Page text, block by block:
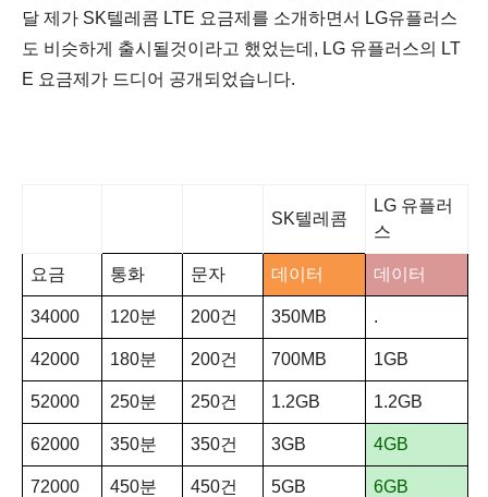
달 제가 SK텔레콤 LTE 요금제를 소개하면서 LG유플러스
도 비슷하게 출시될것이라고 했었는데, LG 유플러스의 LT
E 요금제가 드디어 공개되었습니다.
SK텔레콤
LG 유플러
스
요금 통화 문자 데이터 데이터
34000 120분 200건 350MB .
42000 180분 200건 700MB 1GB
52000 250분 250건 1.2GB 1.2GB
62000 350분 350건 3GB 4GB
72000 450분 450건 5GB 6GB